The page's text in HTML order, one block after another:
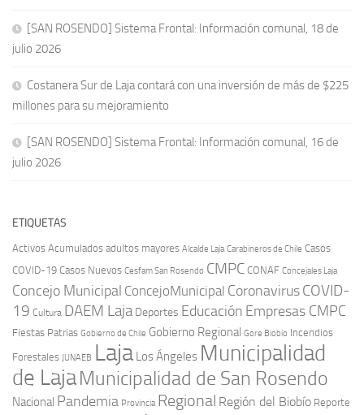
[SAN ROSENDO] Sistema Frontal: Información comunal, 18 de
julio 2026
Costanera Sur de Laja contará con una inversión de más de $225
millones para su mejoramiento
[SAN ROSENDO] Sistema Frontal: Información comunal, 16 de
julio 2026
ETIQUETAS
Activos Acumulados adultos mayores Alcalde Laja Carabineros de Chile Casos
COVID-19 Casos Nuevos Cesfam San Rosendo CMPC CONAF Concejales Laja
Concejo Municipal ConcejoMunicipal CoronavirusCOVID-
19 Cultura DAEM Laja Deportes Educación Empresas CMPC
Fiestas Patrias Gobierno de Chile Gobierno Regional Gore Biobío Incendios
Forestales JUNAEB Laja Los Ángeles Municipalidad
de LajaMunicipalidad de San Rosendo
Nacional Pandemia Provincia Regional Región del Biobío Reporte